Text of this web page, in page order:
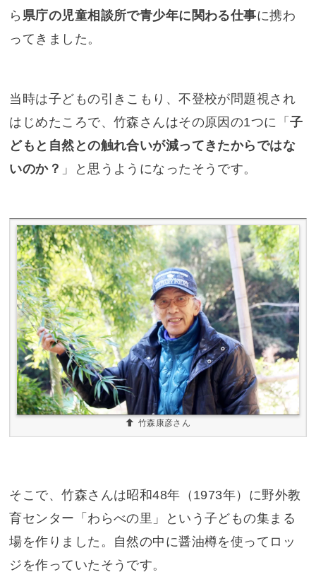
ら 県庁の児童相談所で青少年に関わる仕事に携わ
ってきました。
当時は子どもの引きこもり、不登校が問題視され
はじめたころで、竹森さんはその原因の1つに「子
どもと自然との触れ合いが減ってきたからではな
いのか？ 」と思うようになったそうです。
竹森康彦さん
そこで、竹森さんは昭和48年（1973年）に野外教
育センター「わらべの里」という子どもの集まる
場を作りました。自然の中に醤油樽を使ってロッ
ジを作っていたそうです。